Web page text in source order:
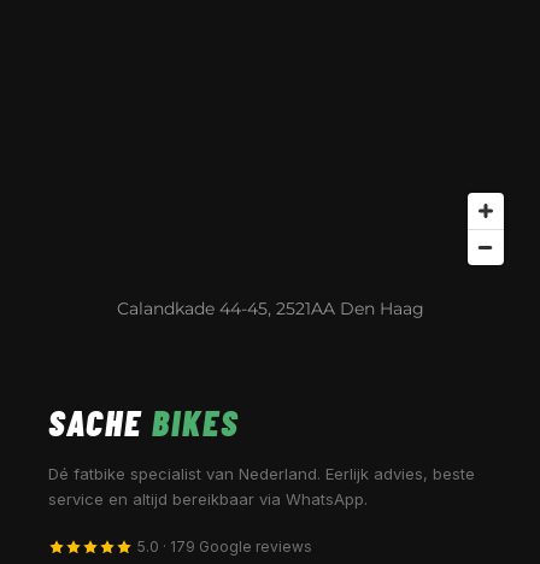
Calandkade 44-45, 2521AA Den Haag
SACHE BIKES
Dé fatbike specialist van Nederland. Eerlijk advies, beste
service en altijd bereikbaar via WhatsApp.
5.0 · 179 Google reviews